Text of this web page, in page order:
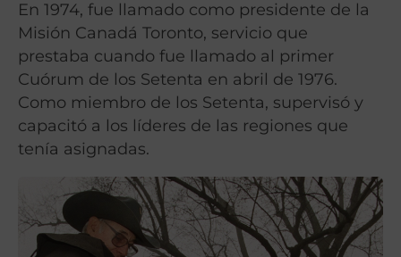
En 1974, fue llamado como presidente de la
Misión Canadá Toronto, servicio que
prestaba cuando fue llamado al primer
Cuórum de los Setenta en abril de 1976.
Como miembro de los Setenta, supervisó y
capacitó a los líderes de las regiones que
tenía asignadas.